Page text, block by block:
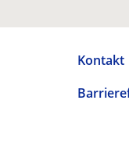
Kontakt